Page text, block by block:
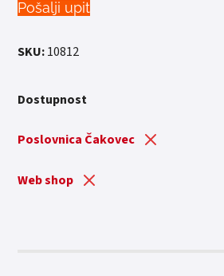
Pošalji upit
SKU:10812
Dostupnost
Poslovnica Čakovec
Web shop